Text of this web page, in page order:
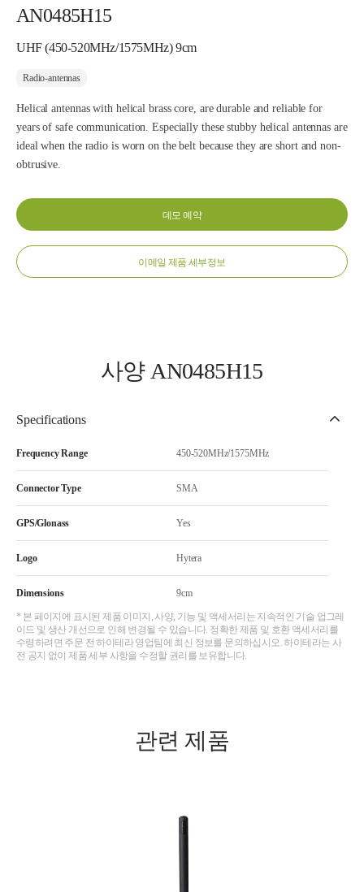
AN0485H15
UHF (450-520MHz/1575MHz) 9cm
Radio-antennas
Helical antennas with helical brass core, are durable and reliable for
years of safe communication. Especially these stubby helical antennas are
ideal when the radio is worn on the belt because they are short and non-
obtrusive.
데모 예약
이메일 제품 세부정보
사양 AN0485H15
Specifications
Frequency Range 450-520MHz/1575MHz
Connector Type SMA
GPS/Glonass Yes
Logo Hytera
Dimensions 9cm
* 본 페이지에 표시된 제품 이미지, 사양, 기능 및 액세서리는 지속적인 기술 업그레
이드 및 생산 개선으로 인해 변경될 수 있습니다. 정확한 제품 및 호환 액세서리를
수령하려면 주문 전 하이테라 영업팀에 최신 정보를 문의하십시오. 하이테라는 사
전 공지 없이 제품 세부 사항을 수정할 권리를 보유합니다.
관련 제품